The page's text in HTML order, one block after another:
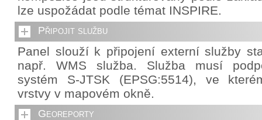
lze uspožádat podle témat INSPIRE.
Připojit službu
Panel slouží k připojení externí služby
např. WMS služba. Služba musí
systém S-JTSK (EPSG:5514), ve
vrstvy v mapovém okně.
Georeporty